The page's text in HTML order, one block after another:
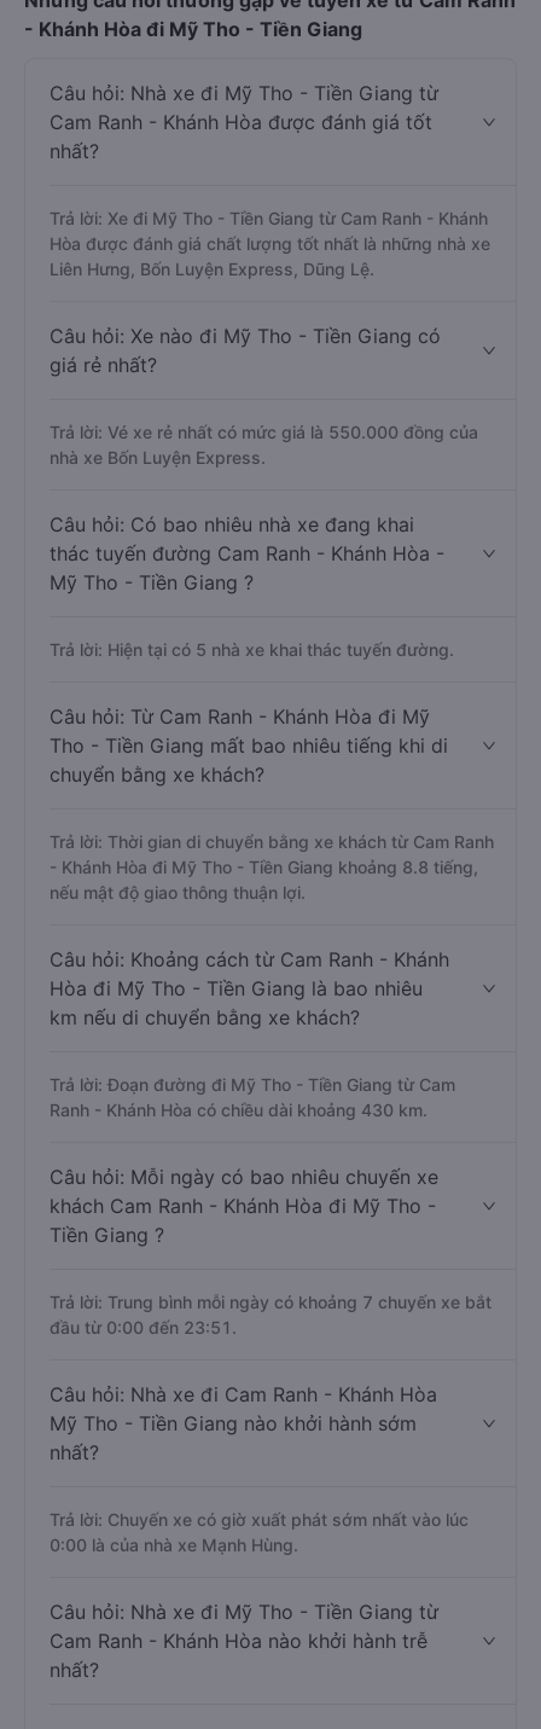
- Khánh Hòa đi Mỹ Tho - Tiền Giang
Câu hỏi: Nhà xe đi Mỹ Tho - Tiền Giang từ
Cam Ranh - Khánh Hòa được đánh giá tốt
nhất?
Trả lời: Xe đi Mỹ Tho - Tiền Giang từ Cam Ranh - Khánh
Hòa được đánh giá chất lượng tốt nhất là những nhà xe
Liên Hưng, Bốn Luyện Express, Dũng Lệ.
Câu hỏi: Xe nào đi Mỹ Tho - Tiền Giang có
giá rẻ nhất?
Trả lời: Vé xe rẻ nhất có mức giá là 550.000 đồng của
nhà xe Bốn Luyện Express.
Câu hỏi: Có bao nhiêu nhà xe đang khai
thác tuyến đường Cam Ranh - Khánh Hòa -
Mỹ Tho - Tiền Giang ?
Trả lời: Hiện tại có 5 nhà xe khai thác tuyến đường.
Câu hỏi: Từ Cam Ranh - Khánh Hòa đi Mỹ
Tho - Tiền Giang mất bao nhiêu tiếng khi di
chuyển bằng xe khách?
Trả lời: Thời gian di chuyển bằng xe khách từ Cam Ranh
- Khánh Hòa đi Mỹ Tho - Tiền Giang khoảng 8.8 tiếng,
nếu mật độ giao thông thuận lợi.
Câu hỏi: Khoảng cách từ Cam Ranh - Khánh
Hòa đi Mỹ Tho - Tiền Giang là bao nhiêu
km nếu di chuyển bằng xe khách?
Trả lời: Đoạn đường đi Mỹ Tho - Tiền Giang từ Cam
Ranh - Khánh Hòa có chiều dài khoảng 430 km.
Câu hỏi: Mỗi ngày có bao nhiêu chuyến xe
khách Cam Ranh - Khánh Hòa đi Mỹ Tho -
Tiền Giang ?
Trả lời: Trung bình mỗi ngày có khoảng 7 chuyến xe bắt
đầu từ 0:00 đến 23:51.
Câu hỏi: Nhà xe đi Cam Ranh - Khánh Hòa
Mỹ Tho - Tiền Giang nào khởi hành sớm
nhất?
Trả lời: Chuyến xe có giờ xuất phát sớm nhất vào lúc
0:00 là của nhà xe Mạnh Hùng.
Câu hỏi: Nhà xe đi Mỹ Tho - Tiền Giang từ
Cam Ranh - Khánh Hòa nào khởi hành trễ
nhất?